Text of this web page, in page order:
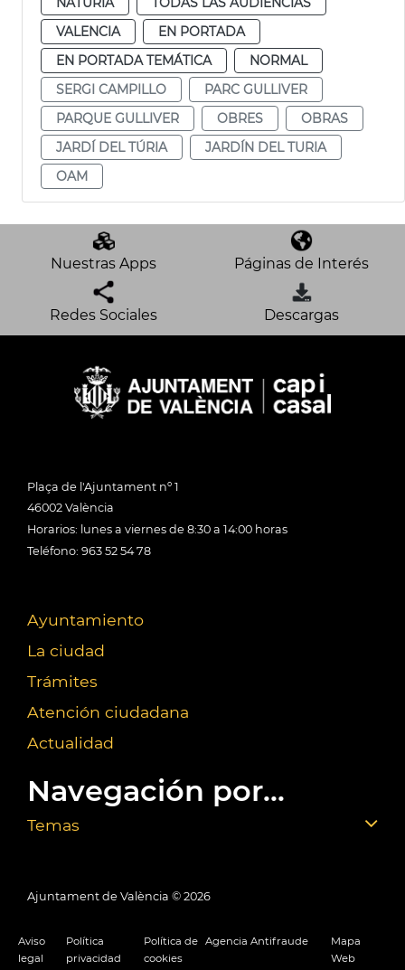
VALENCIA
EN PORTADA
EN PORTADA TEMÁTICA
NORMAL
SERGI CAMPILLO
PARC GULLIVER
PARQUE GULLIVER
OBRES
OBRAS
JARDÍ DEL TÚRIA
JARDÍN DEL TURIA
OAM
Nuestras Apps Páginas de Interés
Redes Sociales Descargas
Plaça de l'Ajuntament nº 1
46002 València
Horarios: lunes a viernes de 8:30 a 14:00 horas
Teléfono: 963 52 54 78
Ayuntamiento
La ciudad
Trámites
Atención ciudadana
Actualidad
Navegación por...
Temas
Ajuntament de València © 2026
Aviso
legal
Política
privacidad
Política de
cookies
Agencia Antifraude
Mapa
Web